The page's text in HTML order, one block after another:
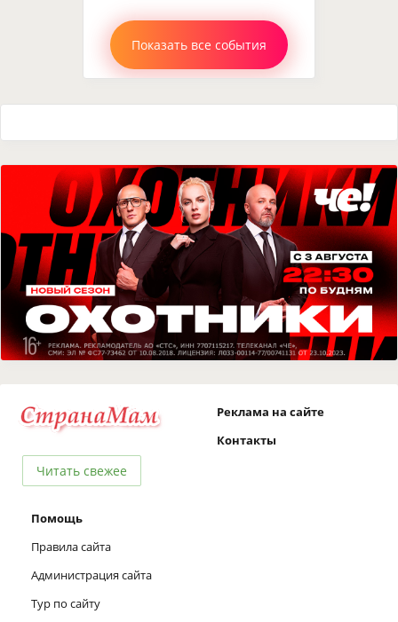
Показать все события
Читать свежее
Реклама на сайте
Контакты
Помощь
Правила сайта
Администрация сайта
Тур по сайту